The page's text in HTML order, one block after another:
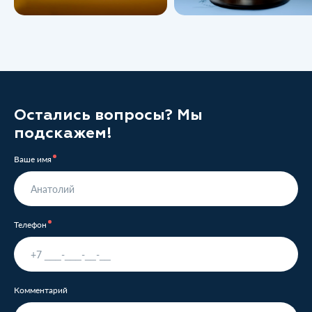
Остались вопросы? Мы
подскажем!
Ваше имя
Телефон
Комментарий